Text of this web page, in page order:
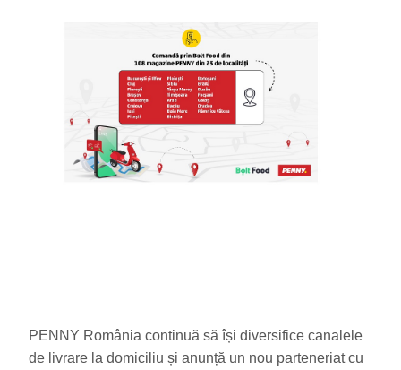
PENNY România continuă să își diversifice canalele
de livrare la domiciliu și anunță un nou parteneriat cu